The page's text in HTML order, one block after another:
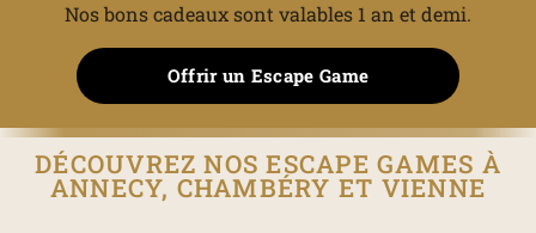
Nos bons cadeaux sont valables 1 an et demi.
Offrir un Escape Game
DÉCOUVREZ NOS ESCAPE GAMES À
ANNECY, CHAMBÉRY ET VIENNE